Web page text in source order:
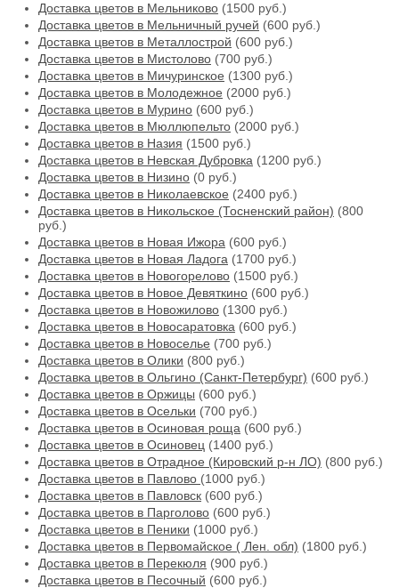
Доставка цветов в Мельниково (1500 руб.)
Доставка цветов в Мельничный ручей (600 руб.)
Доставка цветов в Металлострой (600 руб.)
Доставка цветов в Мистолово (700 руб.)
Доставка цветов в Мичуринское (1300 руб.)
Доставка цветов в Молодежное (2000 руб.)
Доставка цветов в Мурино (600 руб.)
Доставка цветов в Мюллюпельто (2000 руб.)
Доставка цветов в Назия (1500 руб.)
Доставка цветов в Невская Дубровка (1200 руб.)
Доставка цветов в Низино (0 руб.)
Доставка цветов в Николаевское (2400 руб.)
Доставка цветов в Никольское (Тосненский район) (800
руб.)
Доставка цветов в Новая Ижора (600 руб.)
Доставка цветов в Новая Ладога (1700 руб.)
Доставка цветов в Новогорелово (1500 руб.)
Доставка цветов в Новое Девяткино (600 руб.)
Доставка цветов в Новожилово (1300 руб.)
Доставка цветов в Новосаратовка (600 руб.)
Доставка цветов в Новоселье (700 руб.)
Доставка цветов в Олики (800 руб.)
Доставка цветов в Ольгино (Санкт-Петербург) (600 руб.)
Доставка цветов в Оржицы (600 руб.)
Доставка цветов в Осельки (700 руб.)
Доставка цветов в Осиновая роща (600 руб.)
Доставка цветов в Осиновец (1400 руб.)
Доставка цветов в Отрадное (Кировский р-н ЛО) (800 руб.)
Доставка цветов в Павлово (1000 руб.)
Доставка цветов в Павловск (600 руб.)
Доставка цветов в Парголово (600 руб.)
Доставка цветов в Пеники (1000 руб.)
Доставка цветов в Первомайское ( Лен. обл) (1800 руб.)
Доставка цветов в Перекюля (900 руб.)
Доставка цветов в Песочный (600 руб.)